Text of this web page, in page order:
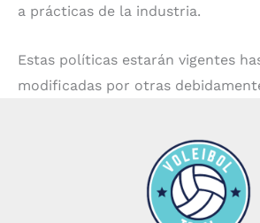
a prácticas de la industria.
Estas políticas estarán vigentes
modificadas por otras